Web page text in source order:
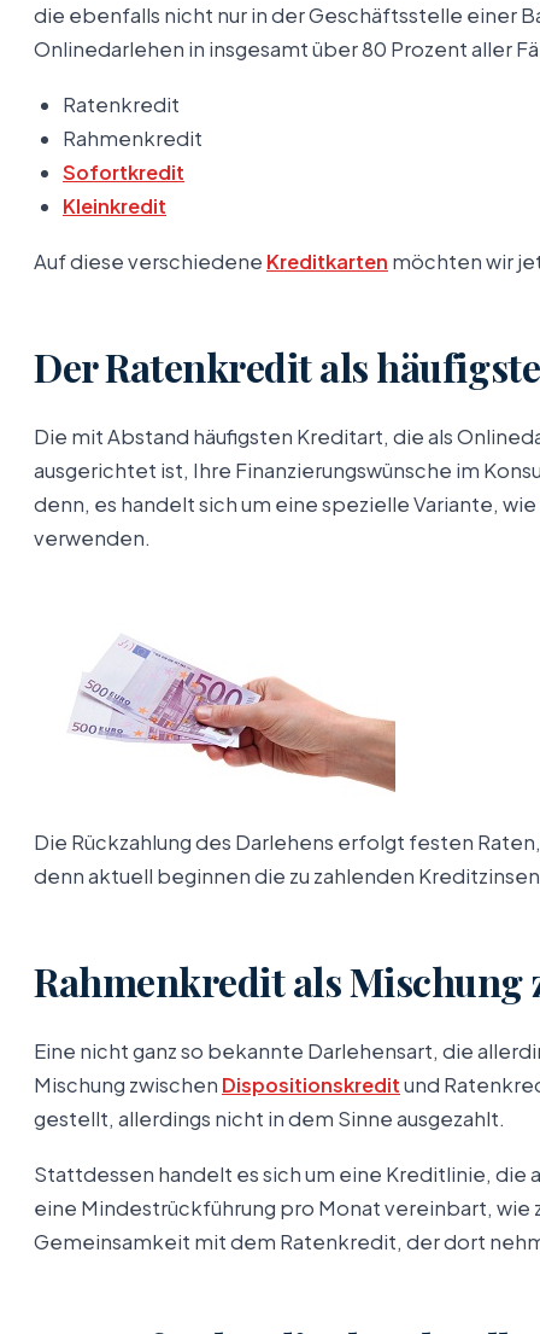
die ebenfalls nicht nur in der Geschäftsstelle einer
Onlinedarlehen in insgesamt über 80 Prozent aller
Ratenkredit
Rahmenkredit
Sofortkredit
Kleinkredit
Auf diese verschiedene Kreditkarten möchten wir
Der Ratenkredit als
Die mit Abstand häufigsten Kreditart, die als
ausgerichtet ist, Ihre Finanzierungswünsche im
denn, es handelt sich um eine spezielle Variante,
verwenden.
Die Rückzahlung des Darlehens erfolgt festen
denn aktuell beginnen die zu zahlenden
Rahmenkredit als Mischung
Eine nicht ganz so bekannte Darlehensart, die
Mischung zwischen Dispositionskreditund
gestellt, allerdings nicht in dem Sinne ausgezahlt.
Stattdessen handelt es sich um eine Kreditlinie,
eine Mindestrückführung pro Monat vereinbart,
Gemeinsamkeit mit dem Ratenkredit, der dort